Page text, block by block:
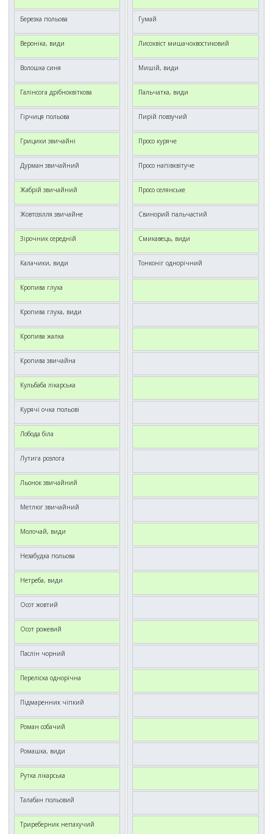
Березка польова
Вероніка, види
Волошка синя
Галінсога дрібноквіткова
Гірчиця польова
Грицики звичайні
Дурман звичайний
Жабрій звичайний
Жовтозілля звичайне
Зірочник середній
Калачики, види
Кропива глуха
Кропива глуха, види
Кропива жалка
Кропива звичайна
Кульбаба лікарська
Курячі очка польові
Лобода біла
Лутига розлога
Льонок звичайний
Метлюг звичайний
Молочай, види
Незабудка польова
Нетреба, види
Осот жовтий
Осот рожевий
Паслін чорний
Переліска однорічна
Підмаренник чіпкий
Роман собачий
Ромашка, види
Рутка лікарська
Талабан польовий
Триреберник непахучий
Гумай
Лисохвіст мишачохвостиковий
Мишій, види
Пальчатка, види
Пирій повзучий
Просо куряче
Просо напівквітуче
Просо селянське
Свинорий пальчастий
Смикавець, види
Тонконіг однорічний